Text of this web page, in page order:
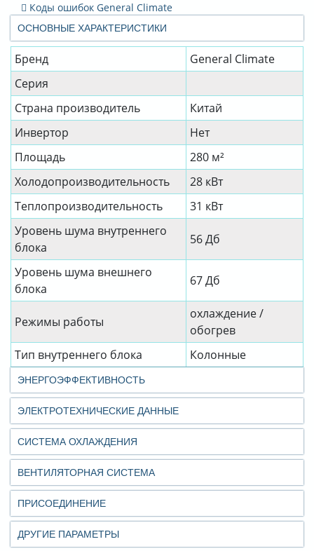
ОСНОВНЫЕ ХАРАКТЕРИСТИКИ
Бренд
General Climate
Серия
Страна производитель
Китай
Инвертор
Нет
Площадь
280 м²
Холодопроизводительность
28 кВт
Теплопроизводительность
31 кВт
Уровень шума внутреннего
блока
56 Дб
Уровень шума внешнего
блока
67 Дб
Режимы работы
охлаждение /
обогрев
Тип внутреннего блока
Колонные
ЭНЕРГОЭФФЕКТИВНОСТЬ
ЭЛЕКТРОТЕХНИЧЕСКИЕ ДАННЫЕ
СИСТЕМА ОХЛАЖДЕНИЯ
ВЕНТИЛЯТОРНАЯ СИСТЕМА
ПРИСОЕДИНЕНИЕ
ДРУГИЕ ПАРАМЕТРЫ
Коды ошибок General Climate